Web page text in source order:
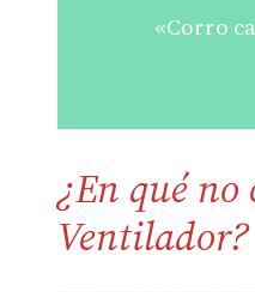
«Corro
¿En qué no
Ventilador?